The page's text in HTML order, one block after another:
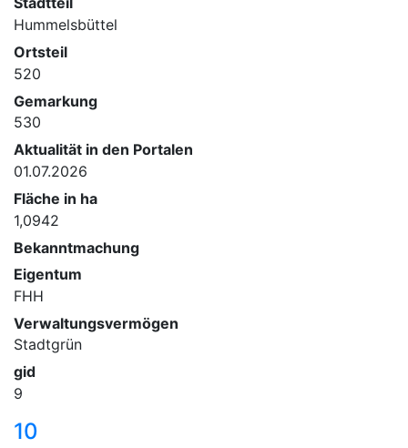
Hummelsbüttel
Ortsteil
520
Gemarkung
530
Aktualität in den Portalen
01.07.2026
Fläche in ha
1,0942
Bekanntmachung
Eigentum
FHH
Verwaltungsvermögen
Stadtgrün
gid
9
10